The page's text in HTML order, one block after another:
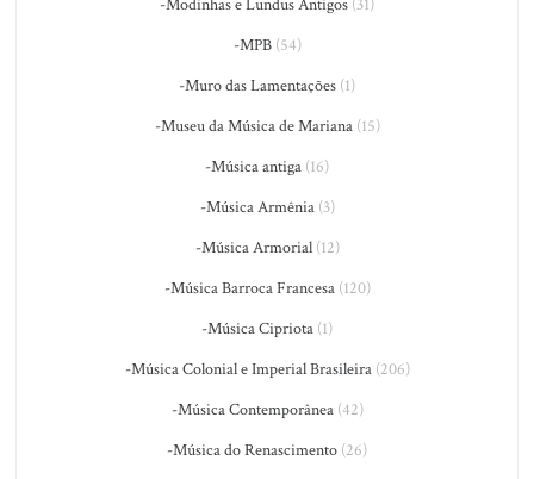
-Modinhas e Lundus Antigos (31)
-MPB(54)
-Muro das Lamentações (1)
-Museu da Música de Mariana(15)
-Música antiga (16)
-Música Armênia(3)
-Música Armorial(12)
-Música Barroca Francesa(120)
-Música Cipriota (1)
-Música Colonial e Imperial Brasileira(206)
-Música Contemporânea(42)
-Música do Renascimento (26)